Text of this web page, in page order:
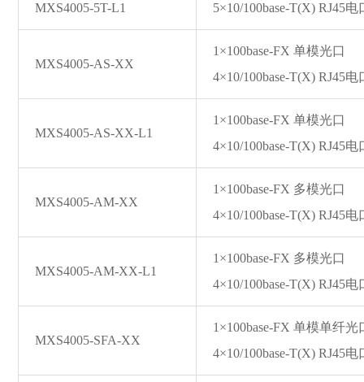
MXS4005-5T-L1 5×10/100base-T(X) RJ45电
MXS4005-AS-XX
1×100base-FX 单模光口
4×10/100base-T(X) RJ45电
MXS4005-AS-XX-L1
1×100base-FX 单模光口
4×10/100base-T(X) RJ45电
MXS4005-AM-XX
1×100base-FX 多模光口
4×10/100base-T(X) RJ45电
MXS4005-AM-XX-L1
1×100base-FX 多模光口
4×10/100base-T(X) RJ45电
MXS4005-SFA-XX
1×100base-FX 单模单纤光
4×10/100base-T(X) RJ45电